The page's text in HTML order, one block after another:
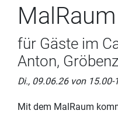
MalRaum
für Gäste im
Anton,
Di., 09.06.26 von 15.00-
Mit dem MalRaum